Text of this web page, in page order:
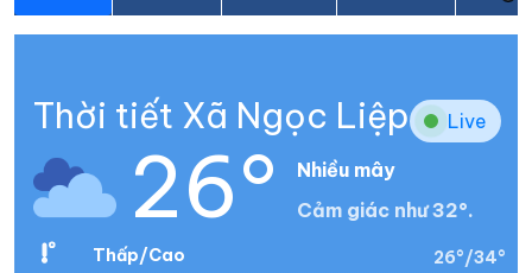
Thời tiết Xã Ngọc Liệp Live
26°
Nhiều mây
Cảm giác như 32°.
Thấp/Cao
26°/34°